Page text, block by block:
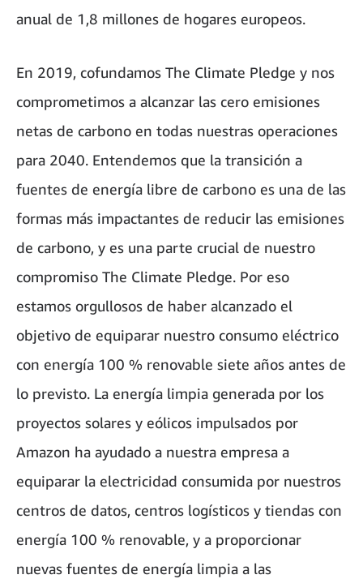
anual de 1,8 millones de hogares europeos.
En 2019, cofundamos The Climate Pledge y nos
comprometimos a alcanzar las cero emisiones
netas de carbono en todas nuestras operaciones
para 2040. Entendemos que la transición a
fuentes de energía libre de carbono es una de las
formas más impactantes de reducir las emisiones
de carbono, y es una parte crucial de nuestro
compromiso The Climate Pledge. Por eso
estamos orgullosos de haber alcanzado el
objetivo de equiparar nuestro consumo eléctrico
con energía 100 % renovable siete años antes de
lo previsto. La energía limpia generada por los
proyectos solares y eólicos impulsados por
Amazon ha ayudado a nuestra empresa a
equiparar la electricidad consumida por nuestros
centros de datos, centros logísticos y tiendas con
energía 100 % renovable, y a proporcionar
nuevas fuentes de energía limpia a las